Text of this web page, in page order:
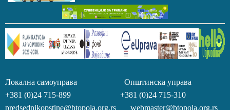
Локална самоуправа Општинска управа
+381 (0)24 715-899 +381 (0)24 715-310
predsednikopstine@btopola.org.rs webmaster@btopola.org.rs